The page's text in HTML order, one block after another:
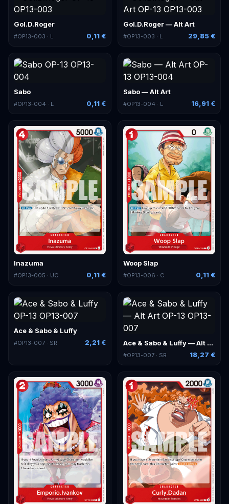
Gol.D.Roger
#OP13-003 · L 0,11 €
Gol.D.Roger — Alt Art
#OP13-003 · L 29,85 €
Sabo
#OP13-004 · L 0,11 €
Sabo — Alt Art
#OP13-004 · L 16,91 €
Inazuma
#OP13-005 · UC 0,11 €
Woop Slap
#OP13-006 · C 0,11 €
Ace & Sabo & Luffy
#OP13-007 · SR 2,21 € Ace & Sabo & Luffy — Alt Art
#OP13-007 · SR 18,27 €